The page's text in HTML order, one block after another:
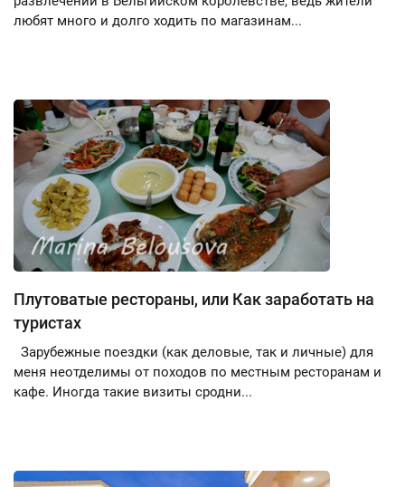
любят много и долго ходить по магазинам...
Плутоватые рестораны, или Как заработать на
туристах
Зарубежные поездки (как деловые, так и личные) для
меня неотделимы от походов по местным ресторанам и
кафе. Иногда такие визиты сродни...